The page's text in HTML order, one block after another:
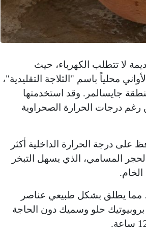
لا تتطلب الكهرباء، حيث
محلياً باسم "الثلاجة التقليدية"،
جايسالمر. وقد استخدمتها
رغم درجات الحرارة الصحراوية
على درجة الحرارة الداخلية أكثر
المسامي، الذي يسهل التبخر
مما يطلق بشكل طبيعي عناصر
بروبيوتيك حلو وسميك دون الحاجة